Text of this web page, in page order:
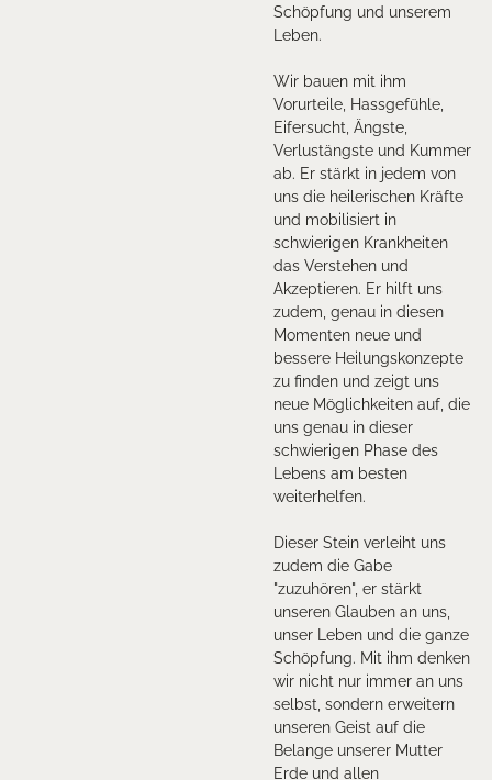
Schöpfung und unserem
Leben.
Wir bauen mit ihm
Vorurteile, Hassgefühle,
Eifersucht, Ängste,
Verlustängste und Kummer
ab. Er stärkt in jedem von
uns die heilerischen Kräfte
und mobilisiert in
schwierigen Krankheiten
das Verstehen und
Akzeptieren. Er hilft uns
zudem, genau in diesen
Momenten neue und
bessere Heilungskonzepte
zu finden und zeigt uns
neue Möglichkeiten auf, die
uns genau in dieser
schwierigen Phase des
Lebens am besten
weiterhelfen.
Dieser Stein verleiht uns
zudem die Gabe
"zuzuhören", er stärkt
unseren Glauben an uns,
unser Leben und die ganze
Schöpfung. Mit ihm denken
wir nicht nur immer an uns
selbst, sondern erweitern
unseren Geist auf die
Belange unserer Mutter
Erde und allen